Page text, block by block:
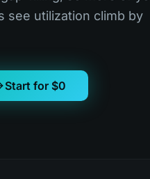
see utilization climb by
Start for $0